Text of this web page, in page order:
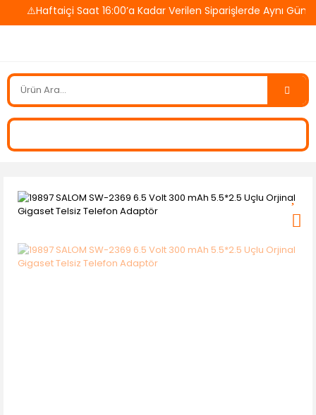
⚠️Haftaiçi Saat 16:00’a Kadar Verilen Siparişlerde Aynı Gün